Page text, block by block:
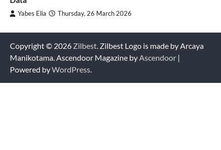
Yabes Elia Thursday, 26 March 2026
Copyright © 2026 Zilbest. Zilbest Logo is made by Arcaya
Manikotama. Ascendoor Magazine byAscendoor |
Powered byWordPress.